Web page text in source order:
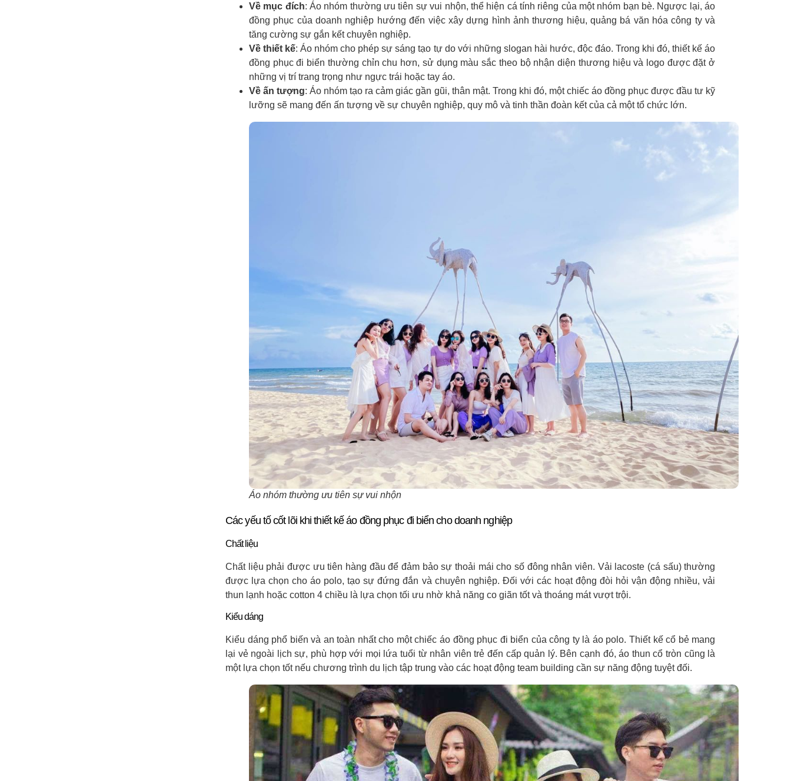
Về mục đích: Áo nhóm thường ưu tiên sự vui nhộn, thể hiện cá tính riêng của một nhóm bạn bè. Ngược lại, áo
đồng phục của doanh nghiệp hướng đến việc xây dựng hình ảnh thương hiệu, quảng bá văn hóa công ty và
tăng cường sự gắn kết chuyên nghiệp.
Về thiết kế: Áo nhóm cho phép sự sáng tạo tự do với những slogan hài hước, độc đáo. Trong khi đó, thiết kế áo
đồng phục đi biển thường chỉn chu hơn, sử dụng màu sắc theo bộ nhận diện thương hiệu và logo được đặt ở
những vị trí trang trọng như ngực trái hoặc tay áo.
Về ấn tượng: Áo nhóm tạo ra cảm giác gần gũi, thân mật. Trong khi đó, một chiếc áo đồng phục được đầu tư kỹ
lưỡng sẽ mang đến ấn tượng về sự chuyên nghiệp, quy mô và tinh thần đoàn kết của cả một tổ chức lớn.
Áo nhóm thường ưu tiên sự vui nhộn
Các yếu tố cốt lõi khi thiết kế áo đồng phục đi biển cho doanh nghiệp
Chất liệu
Chất liệu phải được ưu tiên hàng đầu để đảm bảo sự thoải mái cho số đông nhân viên. Vải lacoste (cá sấu) thường
được lựa chọn cho áo polo, tạo sự đứng đắn và chuyên nghiệp. Đối với các hoạt động đòi hỏi vận động nhiều, vải
thun lạnh hoặc cotton 4 chiều là lựa chọn tối ưu nhờ khả năng co giãn tốt và thoáng mát vượt trội.
Kiểu dáng
Kiểu dáng phổ biến và an toàn nhất cho một chiếc áo đồng phục đi biển của công ty là áo polo. Thiết kế cổ bẻ mang
lại vẻ ngoài lịch sự, phù hợp với mọi lứa tuổi từ nhân viên trẻ đến cấp quản lý. Bên cạnh đó, áo thun cổ tròn cũng là
một lựa chọn tốt nếu chương trình du lịch tập trung vào các hoạt động team building cần sự năng động tuyệt đối.